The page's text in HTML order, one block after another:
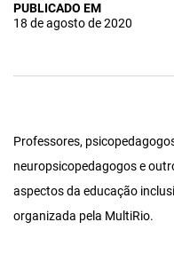
PUBLICADO EM
18 de agosto de 2020
Professores,
neuropsicopedagogos e
aspectos da educação
organizada pela MultiRio.